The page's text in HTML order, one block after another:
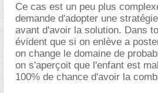
Ce cas est un peu plus
demande d'adopter une
avant d'avoir la solution. Dans
évident que si on enlève a
on change le domaine de
on s'aperçoit que l'enfant est
100% de chance d'avoir la